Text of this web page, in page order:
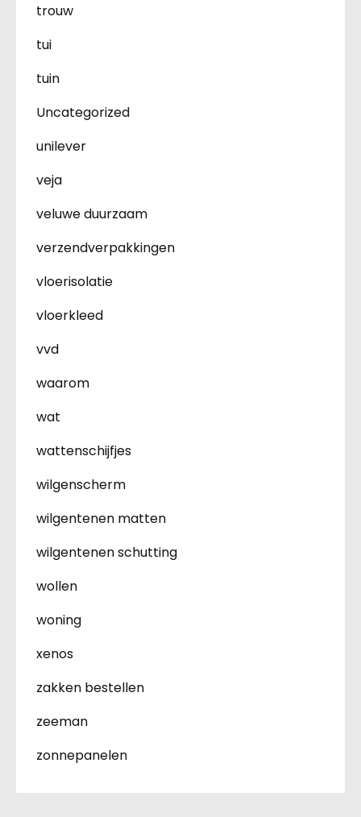
trouw
tui
tuin
Uncategorized
unilever
veja
veluwe duurzaam
verzendverpakkingen
vloerisolatie
vloerkleed
vvd
waarom
wat
wattenschijfjes
wilgenscherm
wilgentenen matten
wilgentenen schutting
wollen
woning
xenos
zakken bestellen
zeeman
zonnepanelen